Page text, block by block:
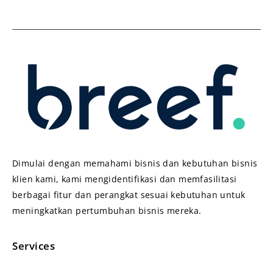
Dimulai dengan memahami bisnis dan kebutuhan bisnis
klien kami, kami mengidentifikasi dan memfasilitasi
berbagai fitur dan perangkat sesuai kebutuhan untuk
meningkatkan pertumbuhan bisnis mereka.
Services